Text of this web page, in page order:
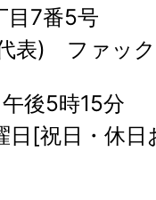
目7番5号
表) ファッ
後5時15分
日[祝日・休